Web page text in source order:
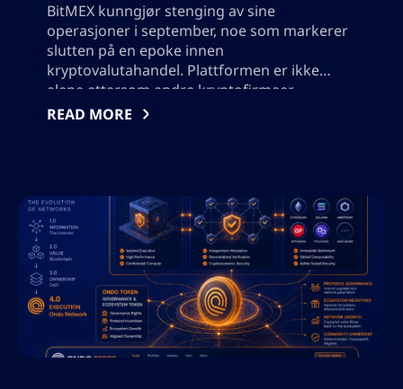
BitMEX kunngjør stenging av sine
operasjoner i september, noe som markerer
slutten på en epoke innen
kryptovalutahandel. Plattformen er ikke
alene ettersom andre kryptofirmaer,
inkludert Bitmart, også lukker på grunn av
READ MORE